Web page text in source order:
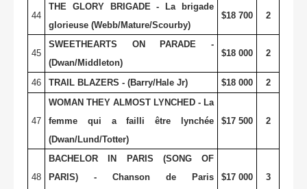
44
THE GLORY BRIGADE - La brigade
glorieuse (Webb/Mature/Scourby)
$18 700 2
45
SWEETHEARTS ON PARADE -
(Dwan/Middleton)
$18 000 2
46 TRAIL BLAZERS - (Barry/Hale Jr) $18 000 2
47
WOMAN THEY ALMOST LYNCHED - La
femme qui a failli être lynchée
(Dwan/Lund/Totter)
$17 500 2
48
BACHELOR IN PARIS (SONG OF
PARIS) - Chanson de Paris
$17 000 3